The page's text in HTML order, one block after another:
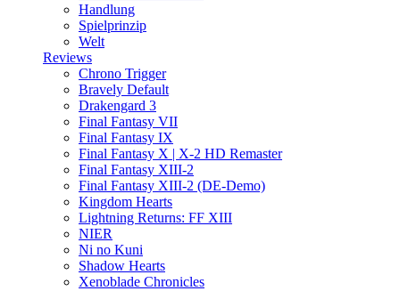
Handlung
Spielprinzip
Welt
Reviews
Chrono Trigger
Bravely Default
Drakengard 3
Final Fantasy VII
Final Fantasy IX
Final Fantasy X | X-2 HD Remaster
Final Fantasy XIII-2
Final Fantasy XIII-2 (DE-Demo)
Kingdom Hearts
Lightning Returns: FF XIII
NIER
Ni no Kuni
Shadow Hearts
Xenoblade Chronicles